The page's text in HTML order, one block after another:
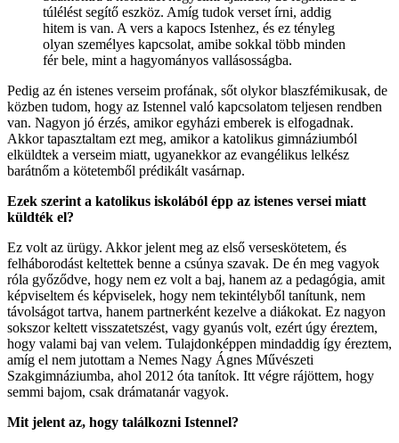
túlélést segítő eszköz. Amíg tudok verset írni, addig
hitem is van. A vers a kapocs Istenhez, és ez tényleg
olyan személyes kapcsolat, amibe sokkal több minden
fér bele, mint a hagyományos vallásosságba.
Pedig az én istenes verseim profának, sőt olykor blaszfémikusak, de
közben tudom, hogy az Istennel való kapcsolatom teljesen rendben
van. Nagyon jó érzés, amikor egyházi emberek is elfogadnak.
Akkor tapasztaltam ezt meg, amikor a katolikus gimnáziumból
elküldtek a verseim miatt, ugyanekkor az evangélikus lelkész
barátnőm a kötetemből prédikált vasárnap.
Ezek szerint a katolikus iskolából épp az istenes versei miatt
küldték el?
Ez volt az ürügy. Akkor jelent meg az első verseskötetem, és
felháborodást keltettek benne a csúnya szavak. De én meg vagyok
róla győződve, hogy nem ez volt a baj, hanem az a pedagógia, amit
képviseltem és képviselek, hogy nem tekintélyből tanítunk, nem
távolságot tartva, hanem partnerként kezelve a diákokat. Ez nagyon
sokszor keltett visszatetszést, vagy gyanús volt, ezért úgy éreztem,
hogy valami baj van velem. Tulajdonképpen mindaddig így éreztem,
amíg el nem jutottam a Nemes Nagy Ágnes Művészeti
Szakgimnáziumba, ahol 2012 óta tanítok. Itt végre rájöttem, hogy
semmi bajom, csak drámatanár vagyok.
Mit jelent az, hogy találkozni Istennel?